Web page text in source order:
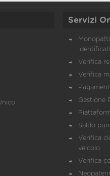
Servizi
Verifica
Verifica
Gestione
Saldo
Verifica
veicolo
Verifica